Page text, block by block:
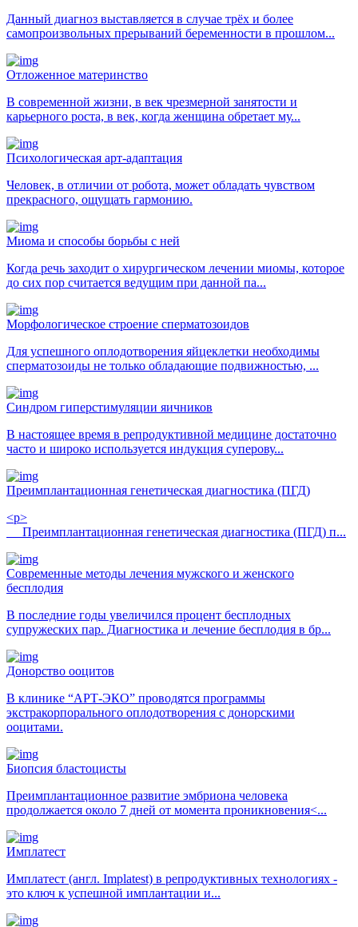
Данный диагноз выставляется в случае трёх и более
самопроизвольных прерываний беременности в прошлом...
Отложенное материнство
В современной жизни, в век чрезмерной занятости и
карьерного роста, в век, когда женщина обретает му...
Психологическая арт-адаптация
Человек, в отличии от робота, может обладать чувством
прекрасного, ощущать гармонию.
Миома и способы борьбы с ней
Когда речь заходит о хирургическом лечении миомы, которое
до сих пор считается ведущим при данной па...
Морфологическое строение сперматозоидов
Для успешного оплодотворения яйцеклетки необходимы
сперматозоиды не только обладающие подвижностью, ...
Синдром гиперстимуляции яичников
В настоящее время в репродуктивной медицине достаточно
часто и широко используется индукция суперову...
Преимплантационная генетическая диагностика (ПГД)
<p>
Преимплантационная генетическая диагностика (ПГД) п...
Современные методы лечения мужского и женского
бесплодия
В последние годы увеличился процент бесплодных
супружеских пар. Диагностика и лечение бесплодия в бр...
Донорство ооцитов
В клинике “АРТ-ЭКО” проводятся программы
экстракорпорального оплодотворения с донорскими
ооцитами.
Биопсия бластоцисты
Преимплантационное развитие эмбриона человека
продолжается около 7 дней от момента проникновения<...
Имплатест
Имплатест (англ. Implatest) в репродуктивных технологиях -
это ключ к успешной имплантации и...